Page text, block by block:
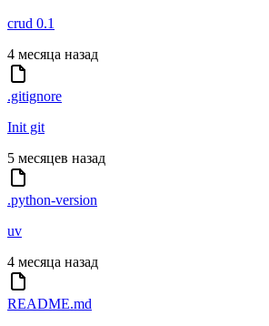
crud 0.1
4 месяца назад
.gitignore
Init git
5 месяцев назад
.python-version
uv
4 месяца назад
README.md